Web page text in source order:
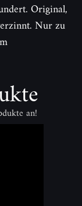
Original,
Nur zu
an!